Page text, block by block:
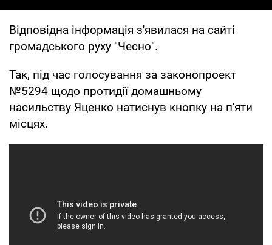
Відповідна інформація з'явилася на сайті
громадського руху "Чесно".
Так, під час голосування за законопроект
№5294 щодо протидії домашньому
насильству Яценко натиснув кнопку на п'яти
місцях.